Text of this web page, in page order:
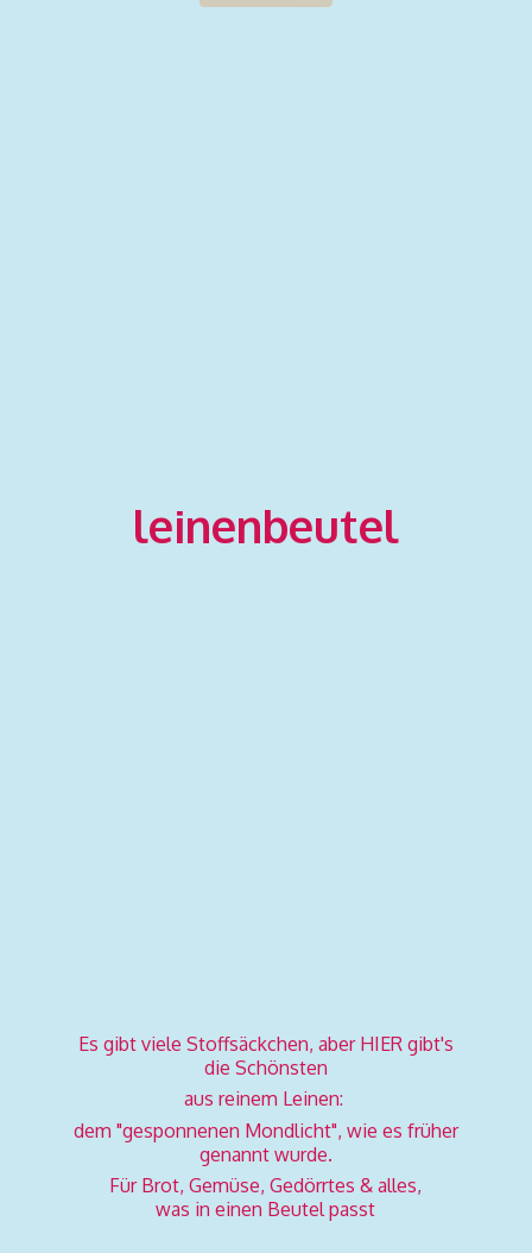
leinenbeutel
Es gibt viele Stoffsäckchen, aber HIER gibt's
die Schönsten
aus reinem Leinen:
dem "gesponnenen Mondlicht", wie es früher
genannt wurde.
Für Brot, Gemüse, Gedörrtes & alles,
was in einen Beutel passt